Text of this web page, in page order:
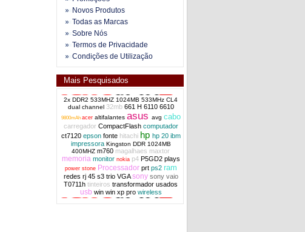
Novos Produtos
Todas as Marcas
Sobre Nós
Termos de Privacidade
Condições de Utilização
Mais Pesquisados
2x DDR2 533MHZ 1024MB 533MHz CL4
dual channel 32mb 661 H 6110 6610
9800mAh acer altifalantes asus avg cabo
carregador CompactFlash computador
ct7120 epson fonte hitachi hp hp 20 ibm
impressora Kingston DDR 1024MB
400MHZ m760 magalhaes maxtor
memoria monitor nokia p4 P5GD2 plays
power stone Processador prt ps2 ram
redes rj 45 s3 trio VGAsony sony vaio
T0711h tinteiros transformador usados
usb win win xp pro wireless